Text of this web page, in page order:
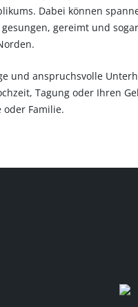
Dabei können
gereimt und
und anspruchsvolle
Tagung oder Ihren
Familie.